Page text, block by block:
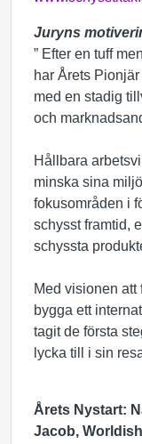
Juryns
” Efter en tuff
har Årets
med en stadig
och
Hållbara
minska sina
fokusområden i
schysst framtid,
schyssta
Med visionen att
bygga ett
tagit de första
lycka till i sin
Årets Nystart:
Jacob,